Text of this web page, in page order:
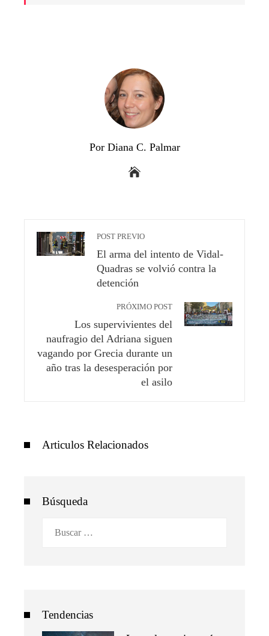
Por Diana C. Palmar
POST PREVIO
El arma del intento de Vidal-
Quadras se volvió contra la
detención
PRÓXIMO POST
Los supervivientes del
naufragio del Adriana siguen
vagando por Grecia durante un
año tras la desesperación por
el asilo
Articulos Relacionados
Búsqueda
Tendencias